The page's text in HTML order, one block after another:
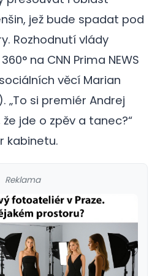
jež bude spadat pod
Rozhodnutí vlády
na CNN Prima NEWS
věcí Marian
„To si premiér Andrej
jde o zpěv a tanec?“
kabinetu.
Reklama